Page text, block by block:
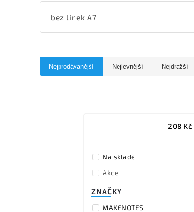
bez linek A7
Nejprodávanější Nejlevnější Nejdražší
208 Kč
Na skladě
Akce
ZNAČKY
MAKENOTES